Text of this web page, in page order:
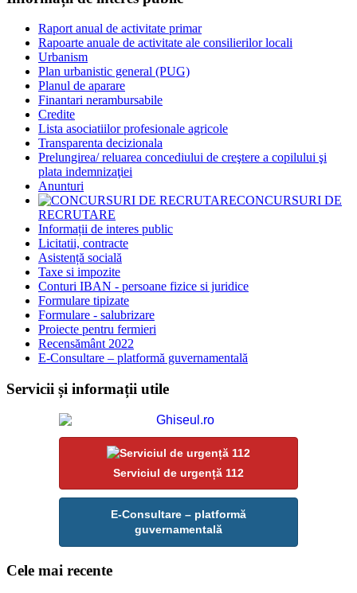
Raport anual de activitate primar
Rapoarte anuale de activitate ale consilierilor locali
Urbanism
Plan urbanistic general (PUG)
Planul de aparare
Finantari nerambursabile
Credite
Lista asociatiilor profesionale agricole
Transparenta decizionala
Prelungirea/ reluarea concediului de creştere a copilului şi
plata indemnizaţiei
Anunturi
CONCURSURI DE
RECRUTARE
Informații de interes public
Licitatii, contracte
Asistență socială
Taxe si impozite
Conturi IBAN - persoane fizice si juridice
Formulare tipizate
Formulare - salubrizare
Proiecte pentru fermieri
Recensământ 2022
E-Consultare – platformă guvernamentală
Servicii și informații utile
Serviciul de urgență 112
E-Consultare – platformă
guvernamentală
Cele mai recente